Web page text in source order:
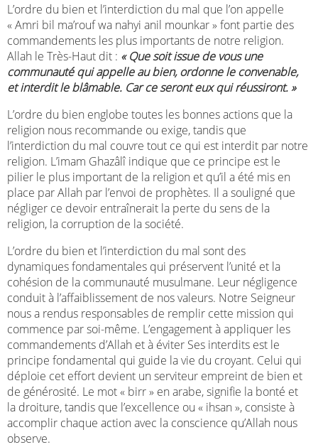
L’ordre du bien et l’interdiction du mal que l’on appelle
« Amri bil ma’rouf wa nahyi anil mounkar » font partie des
commandements les plus importants de notre religion.
Allah le Très-Haut dit : « Que soit issue de vous une
communauté qui appelle au bien, ordonne le convenable,
et interdit le blâmable. Car ce seront eux qui réussiront. »
L’ordre du bien englobe toutes les bonnes actions que la
religion nous recommande ou exige, tandis que
l’interdiction du mal couvre tout ce qui est interdit par notre
religion. L’imam Ghazâlî indique que ce principe est le
pilier le plus important de la religion et qu’il a été mis en
place par Allah par l’envoi de prophètes. Il a souligné que
négliger ce devoir entraînerait la perte du sens de la
religion, la corruption de la société.
L’ordre du bien et l’interdiction du mal sont des
dynamiques fondamentales qui préservent l’unité et la
cohésion de la communauté musulmane. Leur négligence
conduit à l’affaiblissement de nos valeurs. Notre Seigneur
nous a rendus responsables de remplir cette mission qui
commence par soi-même. L’engagement à appliquer les
commandements d’Allah et à éviter Ses interdits est le
principe fondamental qui guide la vie du croyant. Celui qui
déploie cet effort devient un serviteur empreint de bien et
de générosité. Le mot « birr » en arabe, signifie la bonté et
la droiture, tandis que l’excellence ou « ihsan », consiste à
accomplir chaque action avec la conscience qu’Allah nous
observe.